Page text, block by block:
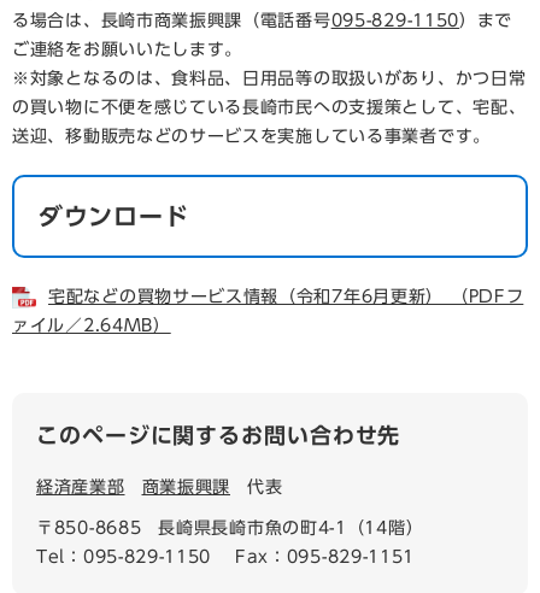
る場合は、長崎市商業振興課（電話番号095-829-1150）まで
ご連絡をお願いいたします。
※対象となるのは、食料品、日用品等の取扱いがあり、かつ日常
の買い物に不便を感じている長崎市民への支援策として、宅配、
送迎、移動販売などのサービスを実施している事業者です。
ダウンロード
宅配などの買物サービス情報（令和7年6月更新） （PDFフ
ァイル／2.64MB）
このページに関するお問い合わせ先
経済産業部 商業振興課 代表
〒850-8685
長崎県長崎市魚の町4-1（14階）
Tel：095-829-1150
Fax：095-829-1151